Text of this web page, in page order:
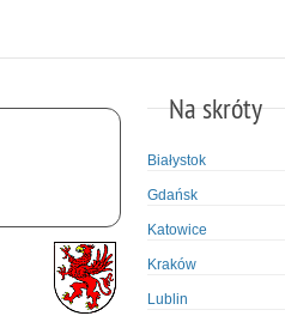
Na skróty
Białystok
Gdańsk
Katowice
Kraków
Lublin